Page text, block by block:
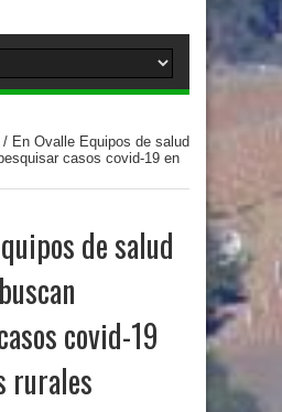
/ En Ovalle Equipos de salud
casos covid-19 en
de salud
covid-19
rurales